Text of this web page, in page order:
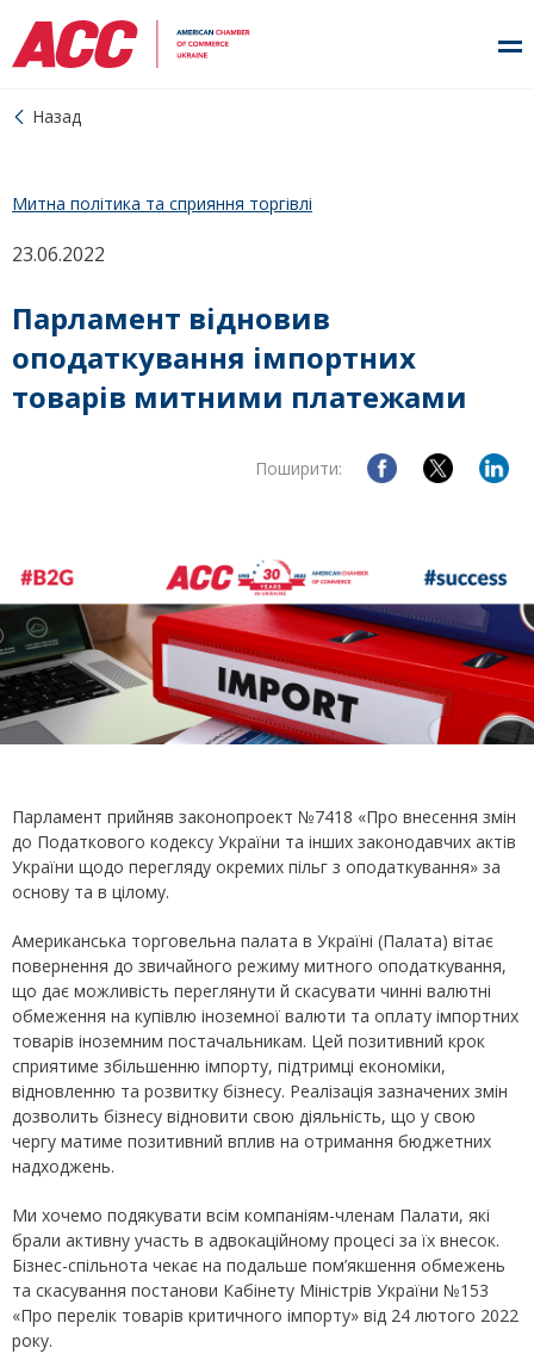
Назад
23.06.2022
Митна політика та сприяння торгівлі
Парламент відновив
оподаткування імпортних
товарів митними платежами
Поширити:
Парламент прийняв законопроект №7418 «Про внесення змін
до Податкового кодексу України та інших законодавчих актів
України щодо перегляду окремих пільг з оподаткування» за
основу та в цілому.
Американська торговельна палата в Україні (Палата) вітає
повернення до звичайного режиму митного оподаткування,
що дає можливість переглянути й скасувати чинні валютні
обмеження на купівлю іноземної валюти та оплату імпортних
товарів іноземним постачальникам. Цей позитивний крок
сприятиме збільшенню імпорту, підтримці економіки,
відновленню та розвитку бізнесу. Реалізація зазначених змін
дозволить бізнесу відновити свою діяльність, що у свою
чергу матиме позитивний вплив на отримання бюджетних
надходжень.
Ми хочемо подякувати всім компаніям-членам Палати, які
брали активну участь в адвокаційному процесі за їх внесок.
Бізнес-спільнота чекає на подальше пом’якшення обмежень
та скасування постанови Кабінету Міністрів України №153
«Про перелік товарів критичного імпорту» від 24 лютого 2022
року.